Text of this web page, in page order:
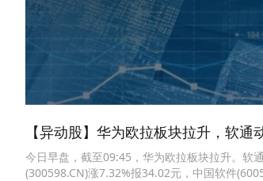
【异动股】华为欧拉板块拉升，软通
今日早盘，截至09:45，华为欧拉板块拉升。软
(300598.CN)涨7.32%报34.02元，中国软件